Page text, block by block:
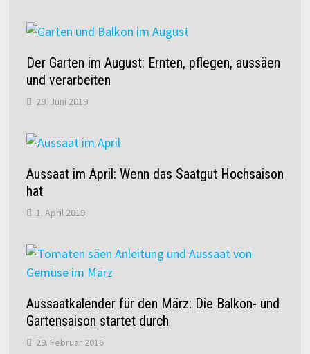
Der Garten im August: Ernten, pflegen, aussäen
und verarbeiten
29. Juni 2019
Aussaat im April: Wenn das Saatgut Hochsaison
hat
1. April 2019
Aussaatkalender für den März: Die Balkon- und
Gartensaison startet durch
29. Februar 2016